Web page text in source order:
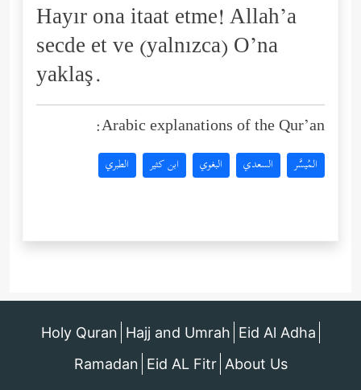
Hayır ona itaat etme! Allah’a
secde et ve (yalnızca) O’na
yaklaş.
Arabic explanations of the Qur’an:
المُيسَّر السعدي البغوي ابن كثير الطبري
Holy Quran Hajj and Umrah Eid Al Adha
Ramadan Eid AL Fitr About Us